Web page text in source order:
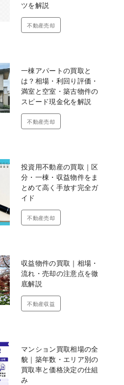
ツを解説
不動産売却
一棟アパートの買取と
は？相場・利回り評価・
満室と空室・築古物件の
スピード現金化を解説
不動産売却
投資用不動産の買取｜区
分・一棟・収益物件をま
とめて高く手放す完全ガ
イド
不動産売却
収益物件の買取｜相場・
流れ・売却の注意点を徹
底解説
不動産収益
マンション買取相場の全
貌｜築年数・エリア別の
買取率と価格決定の仕組
み